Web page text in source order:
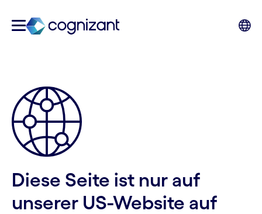
Diese Seite ist nur auf
unserer US-Website auf